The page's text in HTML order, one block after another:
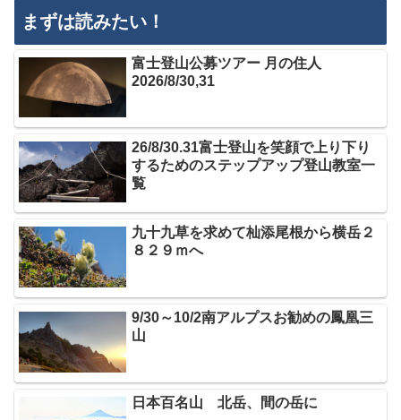
まずは読みたい！
富士登山公募ツアー 月の住人
2026/8/30,31
26/8/30.31富士登山を笑顔で上り下り
するためのステップアップ登山教室一
覧
九十九草を求めて杣添尾根から横岳２
８２９ｍへ
9/30～10/2南アルプスお勧めの鳳凰三
山
日本百名山 北岳、間の岳に